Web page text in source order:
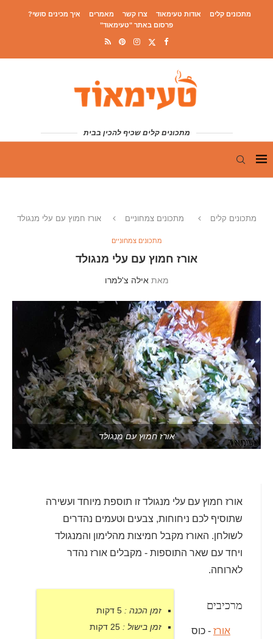
מתכונים קלים אודות טעימאוד צרו קשר מאמרים
איך מכינים סושי?
פרסום באתר "טעימאוד"
מתכונים קלים שכיף להכין בבית
מתכונים קלים מתכונים צמחוניים אורז חמוץ עם עלי מנגולד
מתכונים צמחוניים
אורז חמוץ עם עלי מנגולד
מאת אילה צ'למרו
אורז חמוץ עם מנגולד
אורז חמוץ עם עלי מנגולד זו תוספת מיוחד ועשירה
שתוסיף לכם ניחוחות, צבעים וטעמים נהדרים
לשולחן. האורז מקבל חמיצות מהלימון והמנגולד
ויחד עם שאר התוספות - מקבלים אורז נהדר
לארוחה.
זמן הכנה : 5 דקות
זמן בישול : 25 דקות
מרכיבים
אורז - כוס